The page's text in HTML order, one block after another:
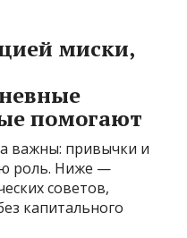
миски,
помогают
важны: привычки и
роль. Ниже —
советов,
капитального